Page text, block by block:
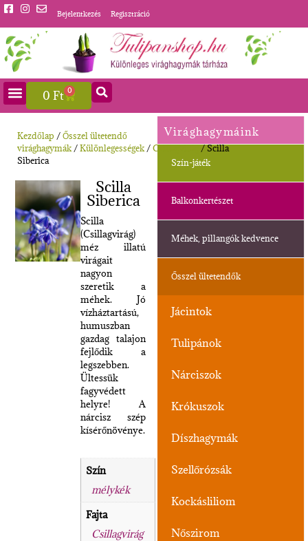
Bejelentkezés Regisztráció
0 Ft 0
Virághagymáink
Szín-játék
Balkonkertészet
Méhek, pillangók kedvence
Ősszel ültetendők
Jácintok
Tulipánok
Nárciszok
Krókuszok
Díszhagymák
Szellőrózsák
Kockásliliom
Nőszirom
Kezdőlap /Ősszel ültetendő
virághagymák/Különlegességek/Csillagvirág/ Scilla
Siberica
Scilla
Siberica
Scilla
(Csillagvirág)
méz illatú
virágait
nagyon
szeretik a
méhek. Jó
vízháztartású,
humuszban
gazdag talajon
fejlődik a
legszebben.
Ültessük
fagyvédett
helyre! A
nárcisz szép
kísérőnövénye.
Szín
mélykék
Fajta
Csillagvirág